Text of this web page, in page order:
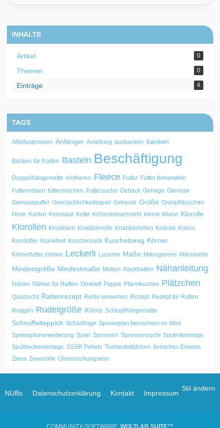
INHALTE
Artikel 0
Themen 0
Einträge 4
TAGS
Alfalfasprossen Anfänger Anleitung ausbacken backen
Backen für Ratten Basteln Beschäftigung
Doppelhängematte einfrieren Fleece Futter Futter behandeln
Futtermilben futtermischen Futtersuche Gebäck Gehege Gemüse
Gemüsepuffer Geschicklichkeitsspiel Getreide Größe Grünpflänzchen
Hirse Karton Keimsaat Kette Kichererbsenmehl kleine Wiese Klorolle
Klorollen Knabbern Knabberrolle Knabberrollen Knäcke Kokos
Kornkäfer Krankheit Kuschelsack Kuschelzeug Körner
Körnerfutter ziehen Leckerli Luzerne Maße Mikrogreens Mikrowelle
Mindestgröße Mindestmaße Motten Nacktratten Nähanleitung
Nähen Nähen für Ratten Omelett Pappe Pfannkuchen Plätzchen
Qualzucht Rattenrezept Reste verwerten Rezept Rezept für Ratten
Roggen Rudelgröße Rührei Schlupfhängematte
Schnuffelteppich Schädlinge Speiseplan bereichern im Wint
Speiseplanerweiterung Spiel Sprossen Sprossenzucht Sputnikeinlage
Spülbeckeneinlage SSSR Pellets Teebeuteltütchen tierisches Eiweiss
Zewa Zewarolle Überraschungseier
Stil ändern
NUBs Datenschutzerklärung Kontakt Impressum
COMMUNITY-SOFTWARE: WOLTLAB SUITE™